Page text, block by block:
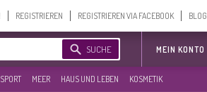
REGISTRIEREN REGISTRIEREN VIA FACEBOOK BLOG
SUCHE MEIN KONTO
SPORT MEER HAUS UND LEBEN KOSMETIK